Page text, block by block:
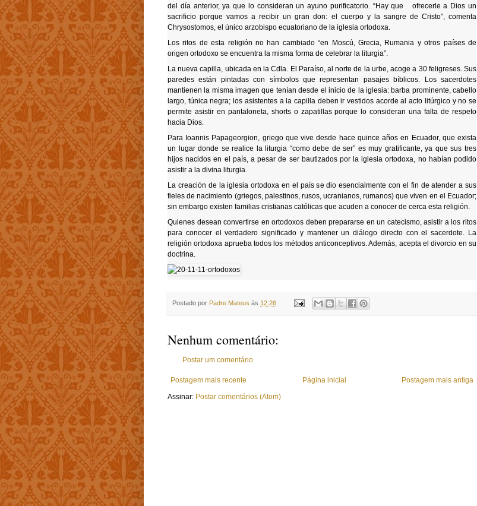
del día anterior, ya que lo consideran un ayuno purificatorio. “Hay que ofrecerle a Dios un
sacrificio porque vamos a recibir un gran don: el cuerpo y la sangre de Cristo”, comenta
Chrysostomos, el único arzobispo ecuatoriano de la iglesia ortodoxa.
Los ritos de esta religión no han cambiado “en Moscú, Grecia, Rumania y otros países de
origen ortodoxo se encuentra la misma forma de celebrar la liturgia”.
La nueva capilla, ubicada en la Cdla. El Paraíso, al norte de la urbe, acoge a 30 feligreses. Sus
paredes están pintadas con símbolos que representan pasajes bíblicos. Los sacerdotes
mantienen la misma imagen que tenían desde el inicio de la iglesia: barba prominente, cabello
largo, túnica negra; los asistentes a la capilla deben ir vestidos acorde al acto litúrgico y no se
permite asistir en pantaloneta, shorts o zapatillas porque lo consideran una falta de respeto
hacia Dios.
Para Ioannis Papageorgion, griego que vive desde hace quince años en Ecuador, que exista
un lugar donde se realice la liturgia “como debe de ser” es muy gratificante, ya que sus tres
hijos nacidos en el país, a pesar de ser bautizados por la iglesia ortodoxa, no habían podido
asistir a la divina liturgia.
La creación de la iglesia ortodoxa en el país se dio esencialmente con el fin de atender a sus
fieles de nacimiento (griegos, palestinos, rusos, ucranianos, rumanos) que viven en el Ecuador;
sin embargo existen familias cristianas católicas que acuden a conocer de cerca esta religión.
Quienes desean convertirse en ortodoxos deben prepararse en un catecismo, asistir a los ritos
para conocer el verdadero significado y mantener un diálogo directo con el sacerdote. La
religión ortodoxa aprueba todos los métodos anticonceptivos. Además, acepta el divorcio en su
doctrina.
Postado por Padre Mateus às 12:26
Nenhum comentário:
Postar um comentário
Postagem mais recente Postagem mais antiga
Página inicial
Assinar: Postar comentários (Atom)